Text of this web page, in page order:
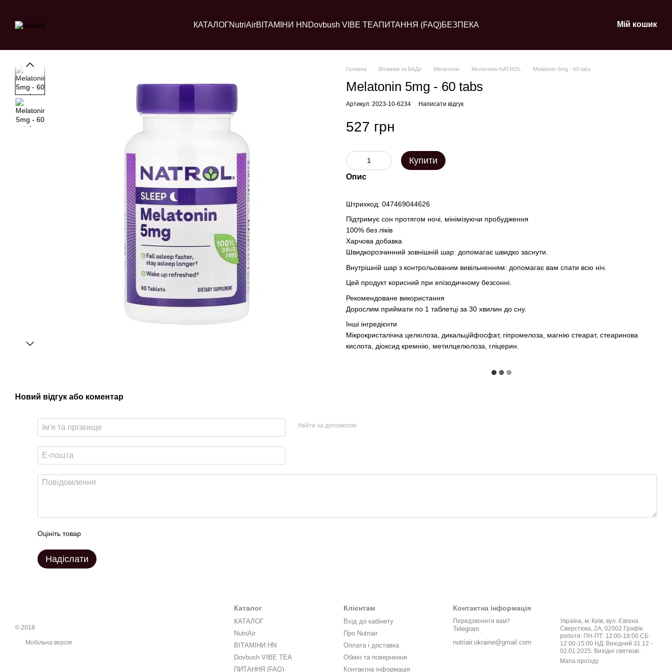
КАТАЛОГNutriAirВІТАМІНИ HN Dovbush VIBE TEAПИТАННЯ (FAQ)БЕЗПЕКА Мій кошик
Головна Вітаміни та БАДи Мелатонін Мелатонін NATROL Melatonin 5mg - 60 tabs
Melatonin 5mg - 60 tabs
Артикул: 2023-10-6234 Написати відгук
527 грн
Купити
Опис
Штрихкод: 047469044626
Підтримує сон протягом ночі, мінімізуючи пробудження
100% без ліків
Харчова добавка
Швидкорозчинний зовнішній шар: допомагає швидко заснути.
Внутрішній шар з контрольованим вивільненням: допомагає вам спати всю ніч.
Цей продукт корисний при епізодичному безсонні.
Рекомендоване використання
Дорослим приймати по 1 таблетці за 30 хвилин до сну.
Інші інгредієнти
Мікрокристалічна целюлоза, дикальційфосфат, гіпромелоза, магнію стеарат, стеаринова
кислота, діоксид кремнію, метилцелюлоза, гліцерин.
Новий відгук або коментар
Увійти за допомогою
Оцініть товар
Надіслати
© 2018
Мобільна версія
Каталог
КАТАЛОГ
NutriAir
ВІТАМІНИ HN
Dovbush VIBE TEA
ПИТАННЯ (FAQ)
Клієнтам
Вхід до кабінету
Про Nutriair
Оплата і доставка
Обмін та повернення
Контактна інформація
Контактна інформація
Передзвонити вам?
Telegram
nutriair.ukraine@gmail.com
Україна, м. Київ, вул. Євгена
Сверстюка, 2А, 02002 Графік
роботи: ПН-ПТ: 12:00-18:00 СБ:
12:00-15:00 НД: Вихідний 31.12 -
02.01.2025: Вихідні святкові.
Мапа проїзду